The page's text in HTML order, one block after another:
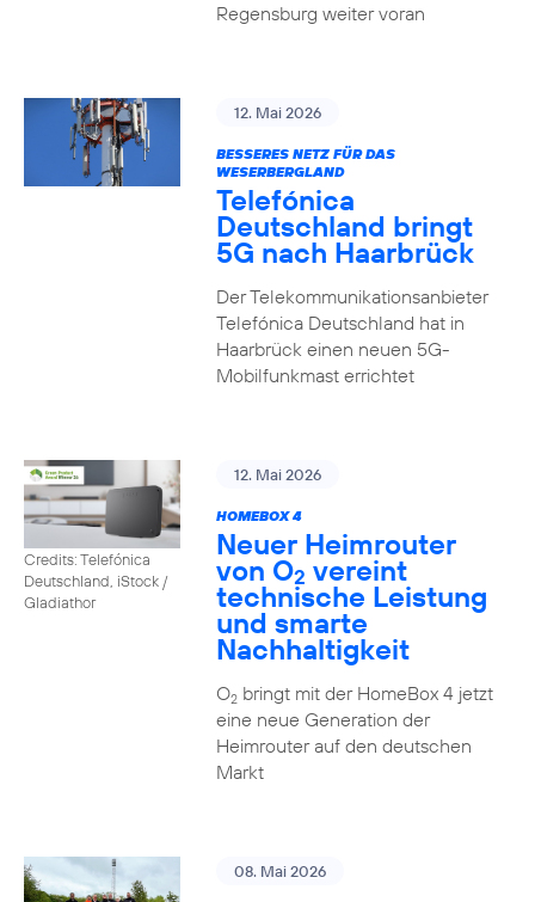
Regensburg weiter voran
12. Mai 2026
BESSERES NETZ FÜR DAS
WESERBERGLAND
Telefónica
Deutschland bringt
5G nach Haarbrück
Der Telekommunikationsanbieter
Telefónica Deutschland hat in
Haarbrück einen neuen 5G-
Mobilfunkmast errichtet
Credits: Telefónica
Deutschland, iStock /
Gladiathor
12. Mai 2026
HOMEBOX 4
Neuer Heimrouter
von O2 vereint
technische Leistung
und smarte
Nachhaltigkeit
O2bringt mit der HomeBox 4 jetzt
eine neue Generation der
Heimrouter auf den deutschen
Markt
08. Mai 2026